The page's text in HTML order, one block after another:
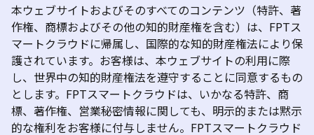
本ウェブサイトおよびそのすべてのコンテンツ（特許、著
作権、商標およびその他の知的財産権を含む）は、FPTス
マートクラウドに帰属し、国際的な知的財産権法により保
護されています。お客様は、本ウェブサイトの利用に際
し、世界中の知的財産権法を遵守することに同意するもの
とします。FPTスマートクラウドは、いかなる特許、商
標、著作権、営業秘密情報に関しても、明示的または黙示
的な権利をお客様に付与しません。FPTスマートクラウド